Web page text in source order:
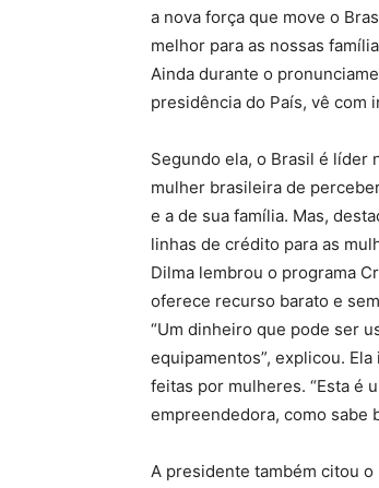
a nova força que move o
melhor para as nossas
Ainda durante o
presidência do País, vê com
Segundo ela, o Brasil é líder
mulher brasileira de
e a de sua família. Mas,
linhas de crédito para as
Dilma lembrou o programa
oferece recurso barato e
“Um dinheiro que pode ser
equipamentos”, explicou.
feitas por mulheres. “Esta é
empreendedora, como sabe
A presidente também citou